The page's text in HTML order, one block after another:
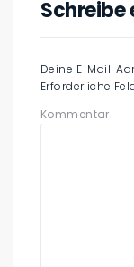
Schreibe
Deine E-Mail-
Erforderliche
Kommentar